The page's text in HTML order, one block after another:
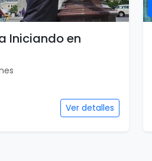
Iniciando en
Ver detalles